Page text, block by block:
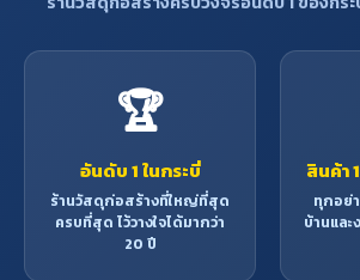
🏆
อันดับ 1 ในกระบี่
ร้านวัสดุก่อสร้างที่ใหญ่ที่สุด
ครบที่สุด ไว้วางใจได้มากว่า
20 ปี
สินค้า
ทุกอย่
บ้านแล